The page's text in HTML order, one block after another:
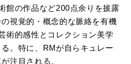
館の作品など200点余りを披露
視覚的・概念的な脈絡を有機
術的感性とコレクション美学
。特に、RMが自らキュレー
注目される。